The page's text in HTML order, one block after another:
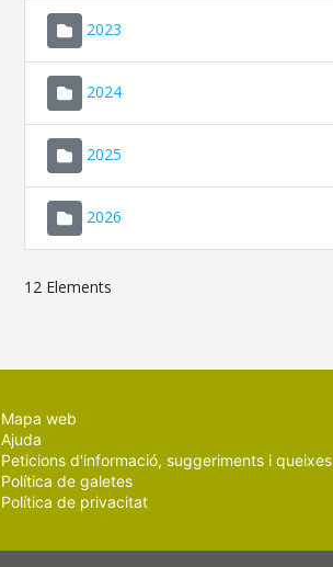
2023
2024
2025
2026
12 Elements
Mapa web
Ajuda
Peticions d'informació, suggeriments i queixes
Política de galetes
Política de privacitat